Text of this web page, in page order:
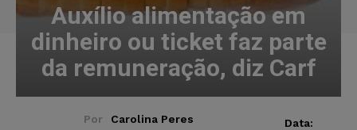
Auxílio alimentação em
dinheiro ou ticket faz parte
da remuneração, diz Carf
Por Carolina Peres
Data: